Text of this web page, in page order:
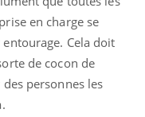
en charge se
Cela doit
de cocon de
personnes les